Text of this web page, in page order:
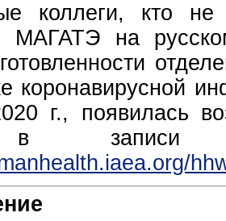
коллеги, кто не
МАГАТЭ на
коронавирусной
г., появилась
записи